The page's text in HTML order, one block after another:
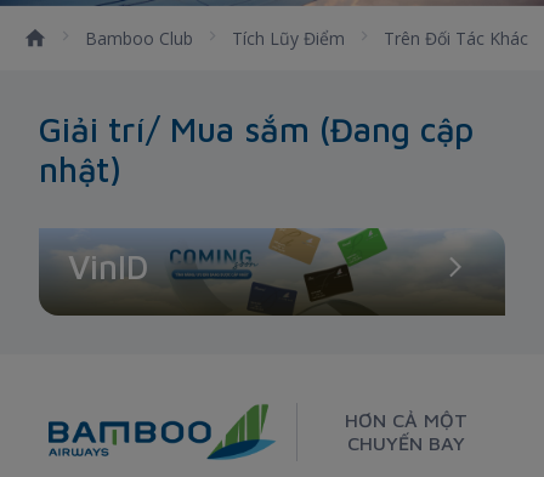
Bamboo Club Tích Lũy Điểm Trên Đối Tác Khác
Giải trí/ Mua sắm (Đang cập
nhật)
VinID
HƠN CẢ MỘT
CHUYẾN BAY